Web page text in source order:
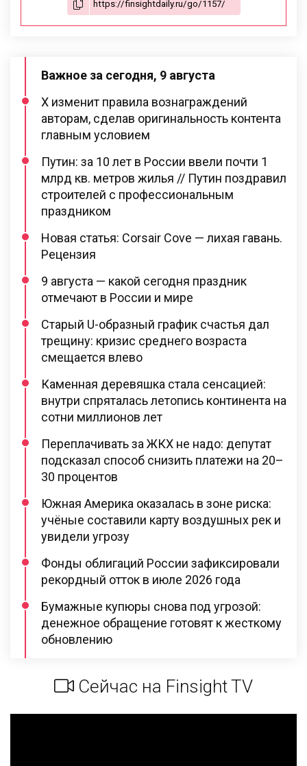
Важное за сегодня, 9 августа
X изменит правила вознаграждений
авторам, сделав оригинальность контента
главным условием
Путин: за 10 лет в России ввели почти 1
млрд кв. метров жилья // Путин поздравил
строителей с профессиональным
праздником
Новая статья: Corsair Cove — лихая гавань.
Рецензия
9 августа — какой сегодня праздник
отмечают в России и мире
Старый U-образный график счастья дал
трещину: кризис среднего возраста
смещается влево
Каменная деревяшка стала сенсацией:
внутри спряталась летопись континента на
сотни миллионов лет
Переплачивать за ЖКХ не надо: депутат
подсказал способ снизить платежи на 20–
30 процентов
Южная Америка оказалась в зоне риска:
учёные составили карту воздушных рек и
увидели угрозу
Фонды облигаций России зафиксировали
рекордный отток в июле 2026 года
Бумажные купюры снова под угрозой:
денежное обращение готовят к жесткому
обновлению
Сейчас на Finsight TV